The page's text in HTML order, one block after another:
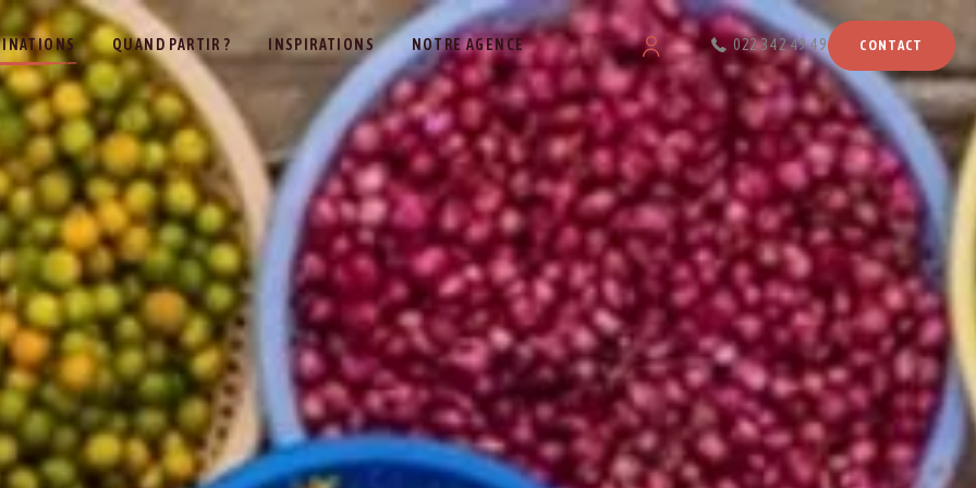
QUAND PARTIR ? INSPIRATIONS NOTRE AGENCE 022 342 49 49 CONTACT